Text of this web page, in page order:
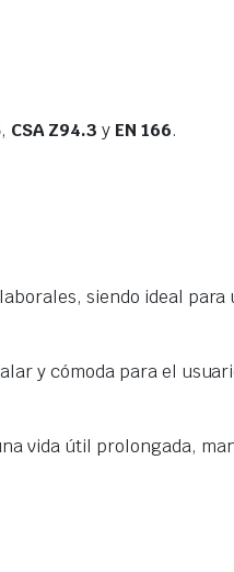
, CSA Z94.3 y EN 166.
siendo ideal para
y cómoda para el
vida útil prolongada,